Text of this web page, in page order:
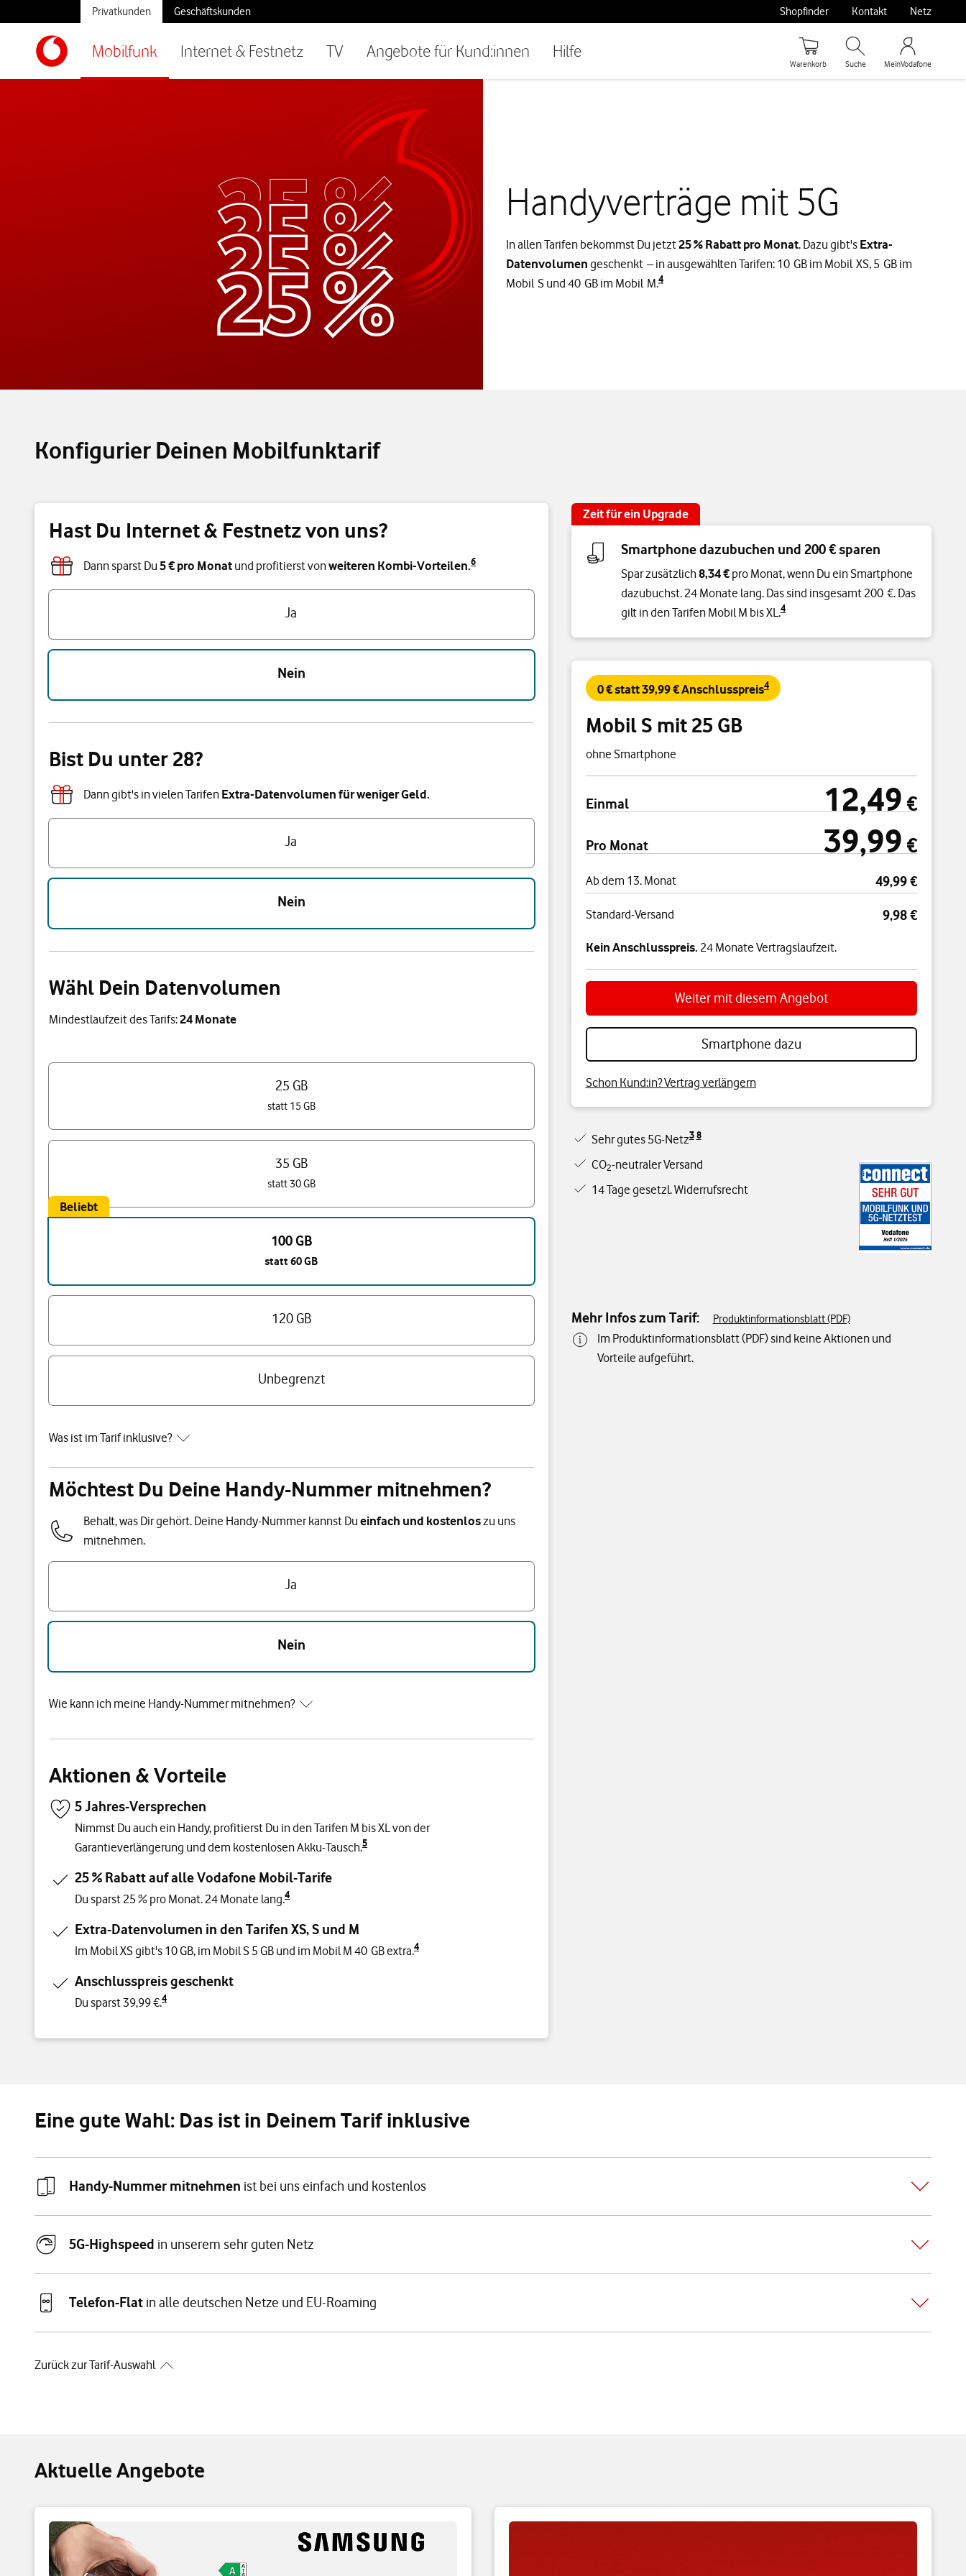
Mobilfunk Internet & Festnetz TV Angebote für Kund:innen Hilfe
Privatkunden Geschäftskunden Shopfinder Kontakt Netz
Warenkorb Suche MeinVodafone
Handyverträge mit 5G
In allen Tarifen bekommst Du jetzt25 % Rabatt pro Monat. Dazu gibt's Extra-
Datenvolumen geschenkt – in ausgewählten Tarifen: 10 GB im Mobil XS, 5 GB im
Mobil S und 40 GB im Mobil M.4
Konfigurier Deinen Mobilfunktarif
Hast Du Internet & Festnetz von uns?
Dann sparst Du 5 € pro Monat und profitierst vonweiteren Kombi-Vorteilen.6
Ja
Nein
Bist Du unter 28?
Dann gibt's in vielen Tarifen Extra-Datenvolumen für weniger Geld.
Ja
Nein
Wähl Dein Datenvolumen
Mindestlaufzeit des Tarifs:24 Monate
25 GB
statt 15 GB
35 GB
statt 30 GB
Beliebt
100 GB
statt 60 GB
120 GB
Unbegrenzt
Was ist im Tarif inklusive?
Möchtest Du Deine Handy-Nummer mitnehmen?
Behalt, was Dir gehört. Deine Handy-Nummer kannst Du einfach und kostenloszu uns
mitnehmen.
Ja
Nein
Wie kann ich meine Handy-Nummer mitnehmen?
Aktionen & Vorteile
5 Jahres-Versprechen
Nimmst Du auch ein Handy, profitierst Du in den Tarifen M bis XL von der
Garantieverlängerung und dem kostenlosen Akku-Tausch.5
25 % Rabatt auf alle Vodafone Mobil-Tarife
Du sparst 25 % pro Monat. 24 Monate lang.4
Extra-Datenvolumen in den Tarifen XS, S und M
Im Mobil XS gibt's 10 GB, im Mobil S 5 GB und im Mobil M 40 GB extra.4
Anschlusspreis geschenkt
Du sparst 39,99 €.4
Zeit für ein Upgrade
Smartphone dazubuchen und 200 € sparen
Spar zusätzlich 8,34 €pro Monat, wenn Du ein Smartphone
dazubuchst. 24 Monate lang. Das sind insgesamt 200 €. Das
gilt in den Tarifen Mobil M bis XL.4
0 € statt 39,99 € Anschlusspreis4
Mobil S mit 25 GB
ohne Smartphone
Preisübersicht
Einmal 12,49 €
12,49 €
Pro Monat 39,99 €
39,99 €
Ab dem 13. Monat 49,99 €
Standard-Versand 9,98 €
Kein Anschlusspreis. 24 Monate Vertragslaufzeit.
Weiter mit diesem Angebot
Smartphone dazu
Schon Kund:in? Vertrag verlängern
Sehr gutes 5G-Netz3 8
CO2-neutraler Versand
14 Tage gesetzl. Widerrufsrecht
Mehr Infos zum Tarif: Produktinformationsblatt (PDF)
Im Produktinformationsblatt (PDF) sind keine Aktionen und
Vorteile aufgeführt.
Eine gute Wahl: Das ist in Deinem Tarif inklusive
Handy-Nummer mitnehmen ist bei uns einfach und kostenlos
5G-Highspeed in unserem sehr guten Netz
Telefon-Flat in alle deutschen Netze und EU-Roaming
Zurück zur Tarif-Auswahl
Aktuelle Angebote